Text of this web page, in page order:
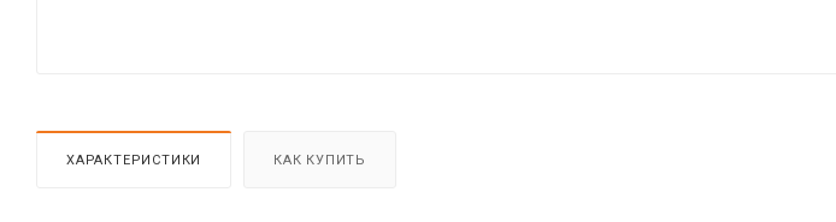
ХАРАКТЕРИСТИКИ КАК КУПИТЬ